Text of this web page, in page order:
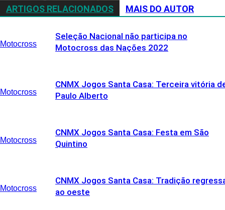
ARTIGOS RELACIONADOS MAIS DO AUTOR
Motocross
Seleção Nacional não participa no
Motocross das Nações 2022
Motocross
CNMX Jogos Santa Casa: Terceira vitória
Paulo Alberto
Motocross
CNMX Jogos Santa Casa: Festa em São
Quintino
Motocross
CNMX Jogos Santa Casa: Tradição
ao oeste